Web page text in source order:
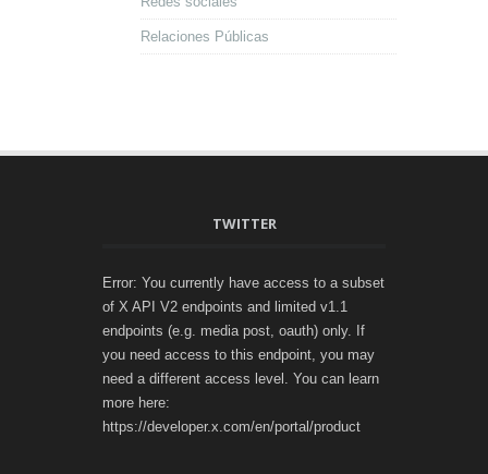
Relaciones Públicas
TWITTER
Error: You currently have access to a subset
of X API V2 endpoints and limited v1.1
endpoints (e.g. media post, oauth) only. If
you need access to this endpoint, you may
need a different access level. You can learn
more here:
https://developer.x.com/en/portal/product